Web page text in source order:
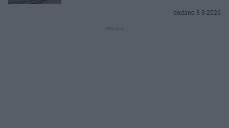
dodano 3-3-2026